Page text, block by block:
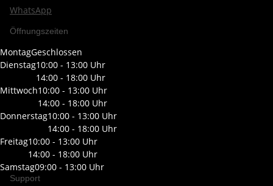
WhatsApp
Öffnungszeiten
MontagGeschlossen
Dienstag10:00 - 13:00 Uhr
14:00 - 18:00 Uhr
Mittwoch10:00 - 13:00 Uhr
14:00 - 18:00 Uhr
Donnerstag10:00 - 13:00 Uhr
14:00 - 18:00 Uhr
Freitag10:00 - 13:00 Uhr
14:00 - 18:00 Uhr
Samstag09:00 - 13:00 Uhr
Support